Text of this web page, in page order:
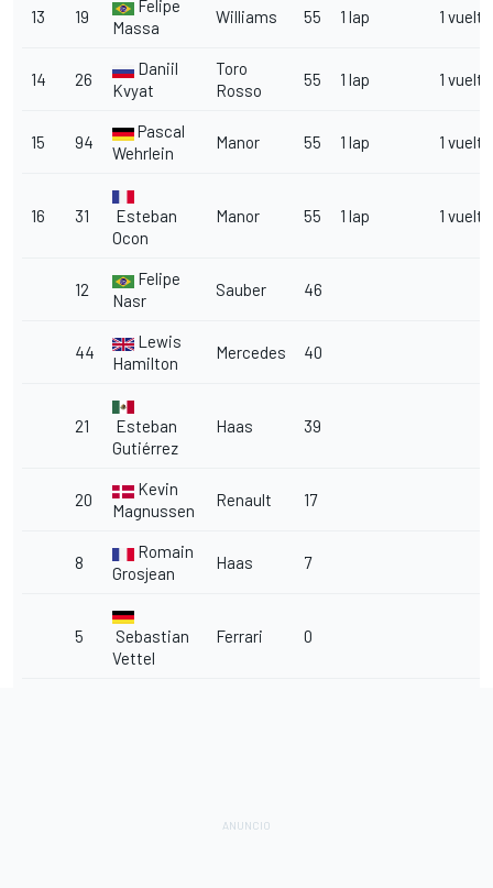
13 19
Felipe
Massa
Williams 55 1 lap 1 vuelta
14 26
Daniil
Kvyat
Toro
Rosso
55 1 lap 1 vuelta
15 94
Pascal
Wehrlein
Manor 55 1 lap 1 vuelta
16 31
Esteban
Ocon
Manor 55 1 lap 1 vuelta
12
Felipe
Nasr
Sauber 46
44
Lewis
Hamilton
Mercedes 40
21
Esteban
Gutiérrez
Haas 39
20
Kevin
Magnussen
Renault 17
8
Romain
Grosjean
Haas 7
5
Sebastian
Vettel
Ferrari 0